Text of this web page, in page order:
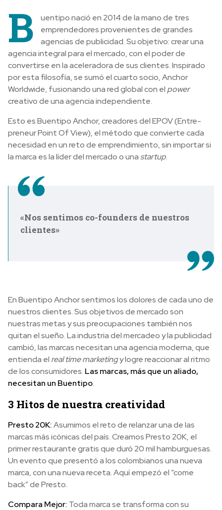
B
uentipo nació en 2014 de la mano de tres
emprendedores provenientes de grandes
agencias de publicidad. Su objetivo: crear una
agencia integral para el mercado, con el poder de
convertirse en la aceleradora de sus clientes. Inspirado
por esta filosofía, se sumó el cuarto socio, Anchor
Worldwide, fusionando una red global con el power
creativo de una agencia independiente.
Esto es Buentipo Anchor, creadores del EPOV (Entre-
preneur Point Of View), el método que convierte cada
necesidad en un reto de emprendimiento, sin importar si
la marca es la líder del mercado o unastartup.
«Nos sentimos co-founders de nuestros
clientes»
En Buentipo Anchor sentimos los dolores de cada uno de
nuestros clientes. Sus objetivos de mercado son
nuestras metas y sus preocupaciones también nos
quitan el sueño. La industria del mercadeo y la publicidad
cambió, las marcas necesitan una agencia moderna, que
entienda el real time marketingy logre reaccionar al ritmo
de los consumidores. Las marcas, más que un aliado,
necesitan un Buentipo.
3 Hitos de nuestra creatividad
Presto 20K:Asumimos el reto de relanzar una de las
marcas más icónicas del país. Creamos Presto 20K, el
primer restaurante gratis que duró 20 mil hamburguesas.
Un evento que presentó a los colombianos una nueva
marca, con una nueva receta. Aquí empezó el “come
back” de Presto.
Compara Mejor: Toda marca se transforma con su